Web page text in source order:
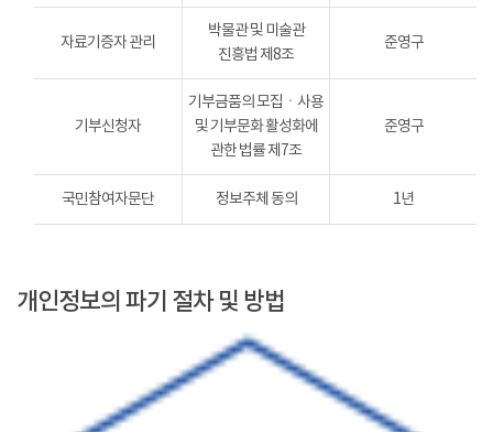
자료기증자 관리
박물관 및 미술관
진흥법 제8조
준영구
기부신청자
기부금품의 모집ㆍ사용
및 기부문화 활성화에
관한 법률 제7조
준영구
국민참여자문단 정보주체 동의 1년
개인정보의 파기 절차 및 방법